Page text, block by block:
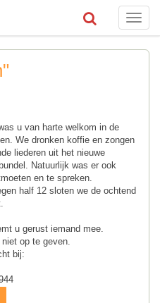
Toggle
u van harte welkom in de
We dronken koffie en zongen
liederen uit het nieuwe
Natuurlijk was er ook
en te spreken.
half 12 sloten we de ochtend
u gerust iemand mee.
op te geven.
bij: